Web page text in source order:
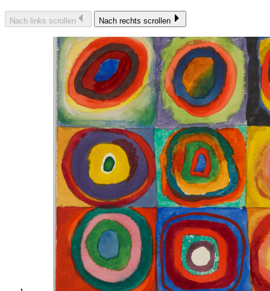
Nach links scrollen Nach rechts scrollen